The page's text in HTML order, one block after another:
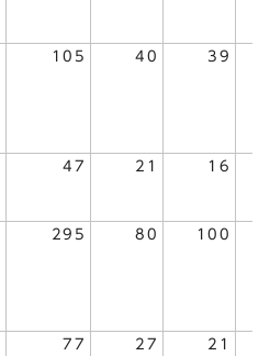
105 40 39
47 21 16
295 80 100
77 27 21